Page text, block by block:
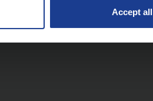
Accept all